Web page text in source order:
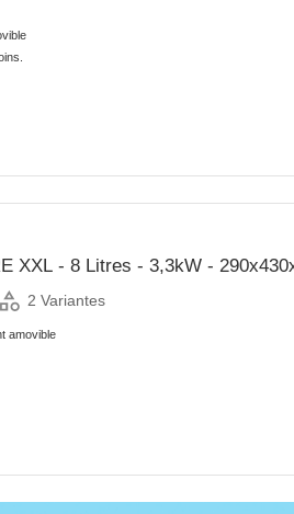
XXL - 8 Litres - 3,3kW -
2 Variantes
amovible